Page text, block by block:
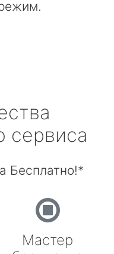
сервиса
Бесплатно!*
Мастер